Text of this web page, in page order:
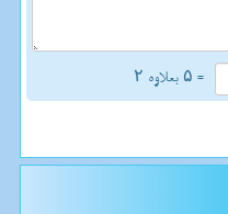
= ۵ بعلاوه ۲